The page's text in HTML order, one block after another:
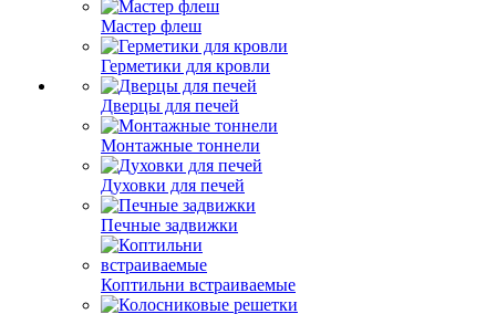
Мастер флеш
Герметики для кровли
Дверцы для печей
Монтажные тоннели
Духовки для печей
Печные задвижки
Коптильни встраиваемые